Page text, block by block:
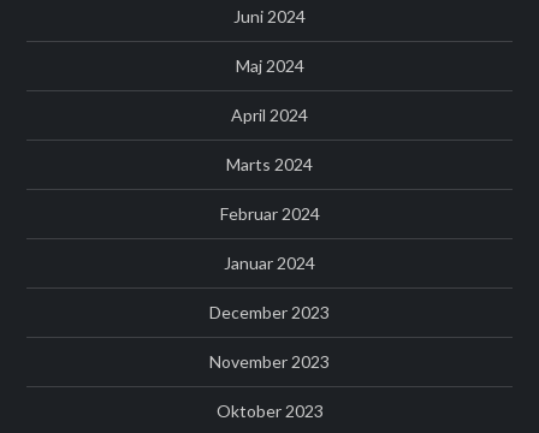
Juni 2024
Maj 2024
April 2024
Marts 2024
Februar 2024
Januar 2024
December 2023
November 2023
Oktober 2023